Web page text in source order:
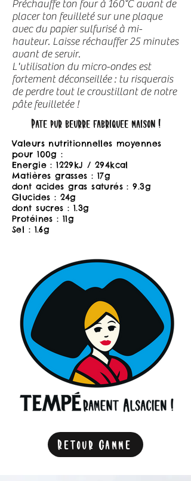
Préchauffe ton four à 160°C avant de
placer ton feuilleté sur une plaque
avec du papier sulfurisé à mi-
hauteur. Laisse réchauffer 25 minutes
avant de servir.
L'utilisation du micro-ondes est
fortement déconseillée : tu risquerais
de perdre tout le croustillant de notre
pâte feuilletée !
Pâte pur beurre fabriquée maison !
Valeurs nutritionnelles moyennes
pour 100g :
Energie : 1229kJ / 294kcal
Matières grasses : 17g
dont acides gras saturés : 9.3g
Glucides : 24g
dont sucres : 1.3g
Protéines : 11g
Sel : 1.6g
Retour gamme